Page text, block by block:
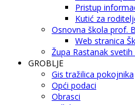
Pristup
Kutić za
Osnovna škola prof.
Web stranica
Župa Rastanak
GROBLJE
Gis tražilica pokojnika
Opći podaci
Obrasci